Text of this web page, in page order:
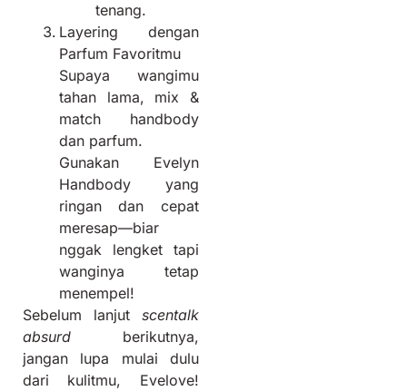
tenang.
Layering dengan
Parfum Favoritmu
Supaya wangimu
tahan lama, mix &
match handbody
dan parfum.
Gunakan Evelyn
Handbody yang
ringan dan cepat
meresap—biar
nggak lengket tapi
wanginya tetap
menempel!
Sebelum lanjut scentalk
absurd berikutnya,
jangan lupa mulai dulu
dari kulitmu, Evelove!